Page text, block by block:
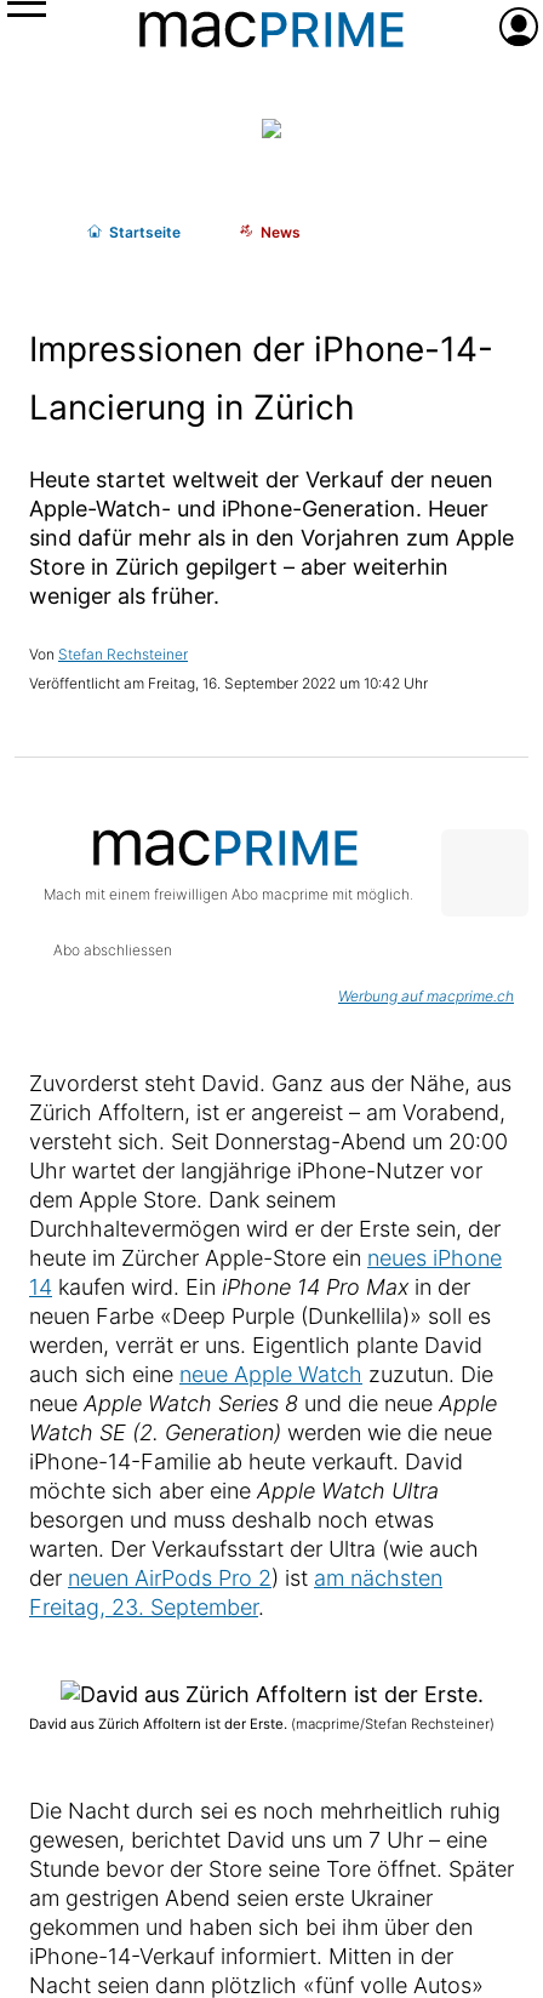
Menü
Startseite News
Impressionen der iPhone-14-
Lancierung in Zürich
Heute startet weltweit der Verkauf der neuen
Apple-Watch- und iPhone-Generation. Heuer
sind dafür mehr als in den Vorjahren zum Apple
Store in Zürich gepilgert – aber weiterhin
weniger als früher.
Stefan Rechsteiner
Freitag, 16. September 2022 um 10:42 Uhr
Mach mit einem freiwilligen Abo macprime mit möglich.
Abo abschliessen
Werbung auf macprime.ch
Zuvorderst steht David. Ganz aus der Nähe, aus
Zürich Affoltern, ist er angereist – am Vorabend,
versteht sich. Seit Donnerstag-Abend um 20:00
Uhr wartet der langjährige iPhone-Nutzer vor
dem Apple Store. Dank seinem
Durchhaltevermögen wird er der Erste sein, der
heute im Zürcher Apple-Store ein neues iPhone
14 kaufen wird. Ein iPhone 14 Pro Maxin der
neuen Farbe «Deep Purple (Dunkellila)» soll es
werden, verrät er uns. Eigentlich plante David
auch sich eine neue Apple Watch zuzutun. Die
neue Apple Watch Series 8 und die neue Apple
Watch SE (2. Generation) werden wie die neue
iPhone-14-Familie ab heute verkauft. David
möchte sich aber eine Apple Watch Ultra
besorgen und muss deshalb noch etwas
warten. Der Verkaufsstart der Ultra (wie auch
der neuen AirPods Pro 2) ist am nächsten
Freitag, 23. September.
David aus Zürich Affoltern ist der Erste. (macprime/Stefan Rechsteiner)
Die Nacht durch sei es noch mehrheitlich ruhig
gewesen, berichtet David uns um 7 Uhr – eine
Stunde bevor der Store seine Tore öffnet. Später
am gestrigen Abend seien erste Ukrainer
gekommen und haben sich bei ihm über den
iPhone-14-Verkauf informiert. Mitten in der
Nacht seien dann plötzlich «fünf volle Autos»